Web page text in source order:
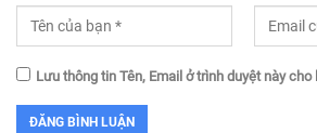
Lưu thông tin Tên, Email ở trình duyệt này